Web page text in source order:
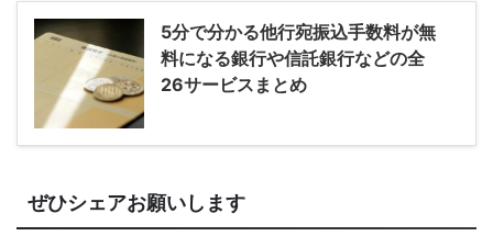
5分で分かる他行宛振込手数料が無
料になる銀行や信託銀行などの全
26サービスまとめ
ぜひシェアお願いします